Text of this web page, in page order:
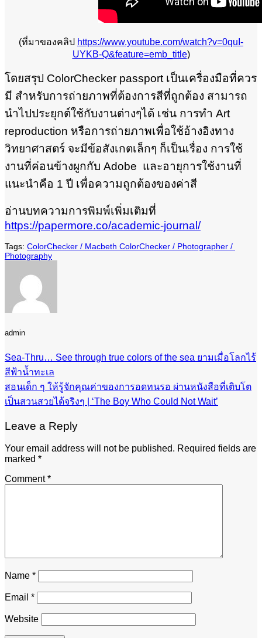
(ที่มาของคลิป https://www.youtube.com/watch?v=0quI-
UYKB-Q&feature=emb_title)
โดยสรุป ColorChecker passport เป็นเครื่องมือที่ควร
มี สำหรับการถ่ายภาพที่ต้องการสีที่ถูกต้อง สามารถ
นำไปประยุกต์ใช้กับงานต่างๆได้ เช่น การทำ Art
reproduction หรือการถ่ายภาพเพื่อใช้อ้างอิงทาง
วิทยาศาสตร์ จะมีข้อสังเกตเล็กๆ ก็เป็นเรื่อง การใช้
งานที่ค่อนข้างผูกกับ Adobe และอายุการใช้งานที่
แนะนำคือ 1 ปี เพื่อความถูกต้องของค่าสี
อ่านบทความการพิมพ์เพิ่มเติมที่
https://papermore.co/academic-journal/
ColorChecker Macbeth ColorChecker
Photographer
Photography
admin
Sea-Thru… See through true colors of the sea ยามเมื่อโลกไร้
สีฟ้าน้ำทะเล
สอนเด็ก ๆ ให้รู้จักคุณค่าของการอดทนรอ ผ่านหนังสือที่เติบโต
เป็นสวนสวยได้จริงๆ | ‘The Boy Who Could Not Wait’
Leave a Reply
Your email address will not be published. Required fields are
marked *
Comment*
Name *
Email *
Website